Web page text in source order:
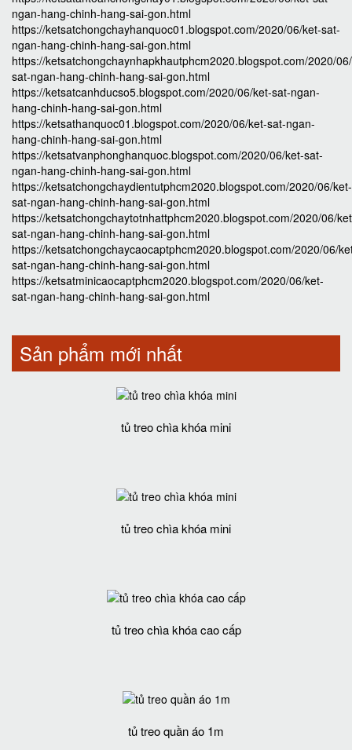
ngan-hang-chinh-hang-sai-gon.html
https://ketsatchongchayhanquoc01.blogspot.com/2020/06/ket-sat-
ngan-hang-chinh-hang-sai-gon.html
https://ketsatchongchaynhapkhautphcm2020.blogspot.com/2020/
sat-ngan-hang-chinh-hang-sai-gon.html
https://ketsatcanhducso5.blogspot.com/2020/06/ket-sat-ngan-
hang-chinh-hang-sai-gon.html
https://ketsathanquoc01.blogspot.com/2020/06/ket-sat-ngan-
hang-chinh-hang-sai-gon.html
https://ketsatvanphonghanquoc.blogspot.com/2020/06/ket-sat-
ngan-hang-chinh-hang-sai-gon.html
https://ketsatchongchaydientutphcm2020.blogspot.com/2020/06/ket-
sat-ngan-hang-chinh-hang-sai-gon.html
https://ketsatchongchaytotnhattphcm2020.blogspot.com/2020/06/
sat-ngan-hang-chinh-hang-sai-gon.html
https://ketsatchongchaycaocaptphcm2020.blogspot.com/2020/06/
sat-ngan-hang-chinh-hang-sai-gon.html
https://ketsatminicaocaptphcm2020.blogspot.com/2020/06/ket-
sat-ngan-hang-chinh-hang-sai-gon.html
Sản phẩm mới nhất
tủ treo chìa khóa mini
tủ treo chìa khóa mini
tủ treo chìa khóa cao cấp
tủ treo quần áo 1m